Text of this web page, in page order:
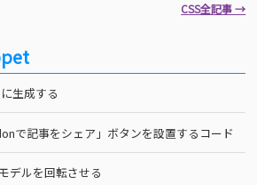
CSS全記事 →
生成する
で記事をシェア」ボタンを設置するコード
デルを回転させる